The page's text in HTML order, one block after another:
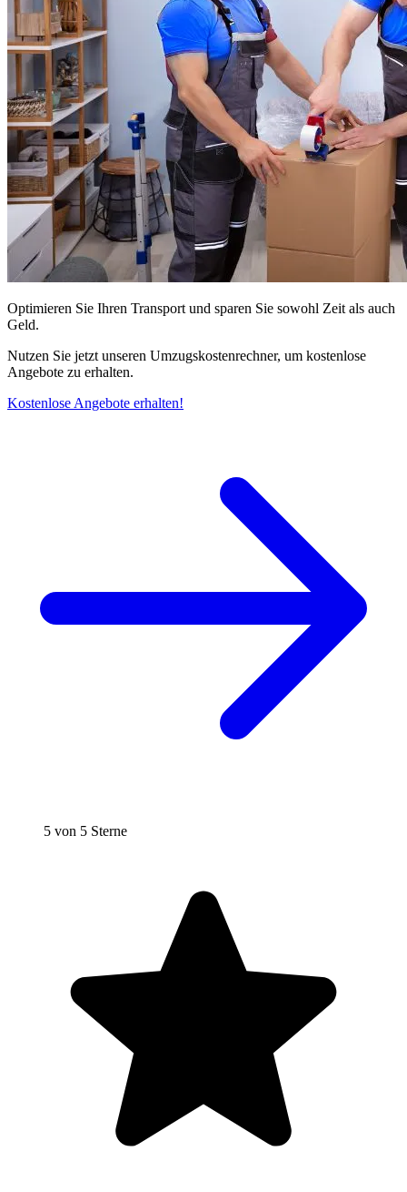
Optimieren Sie Ihren Transport und sparen Sie sowohl Zeit als auch
Geld.
Nutzen Sie jetzt unseren Umzugskostenrechner, um kostenlose
Angebote zu erhalten.
Kostenlose Angebote erhalten!
5 von 5 Sterne